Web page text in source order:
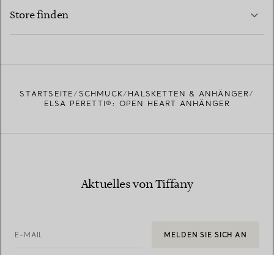
Store finden
STARTSEITE SCHMUCK
HALSKETTEN & ANHÄNGER
ELSA PERETTI®: OPEN HEART ANHÄNGER
Aktuelles von Tiffany
E-MAIL MELDEN SIE SICH AN